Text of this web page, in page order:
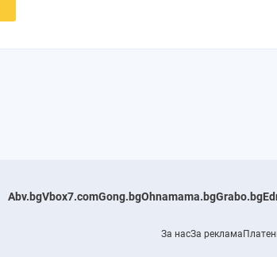
Abv.bgVbox7.comGong.bgOhnamama.bgGrabo.bg
За насЗа реклама